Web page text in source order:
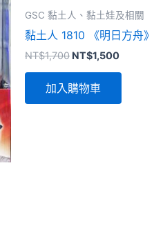
GSC 黏土人、黏土娃及相關
黏土人 1810 《明日方舟
NT$1,700 原
格：
NT$1,700。
NT$1,500目
加入購物車